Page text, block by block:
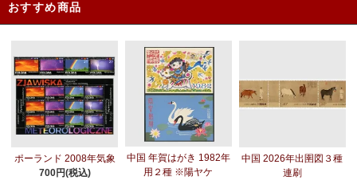
おすすめ商品
ポーランド 2008年気象
700円(税込)
中国 年賀はがき 1982年
用２種 ※陽ヤケ
中国 2026年出圉図３種
連刷